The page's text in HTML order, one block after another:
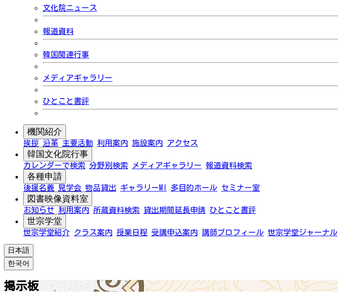
文化院ニュース
報道資料
韓国関連行事
メディアギャラリー
ひとこと書評
機関紹介
挨拶 沿革 主要活動 利用案内 施設案内 アクセス
韓国文化院行事
カレンダーで検索 分野別検索 メディアギャラリー 報道資料検索
各種申請
後援名義 見学会 物品貸出 ギャラリーMI 多目的ホール セミナー室
図書映像資料室
お知らせ 利用案内 所蔵資料検索 貸出期間延長申請 ひとこと書評
世宗学堂
世宗学堂紹介 クラス案内 授業日程 受講申込案内 講師プロフィール 世宗学堂ジャーナル
日本語
한국어
掲示板